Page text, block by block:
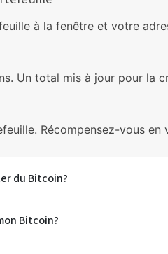
à la fenêtre et votre
Un total mis à jour pour la
Récompensez-vous en
du Bitcoin?
Bitcoin?